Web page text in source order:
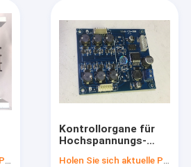
Holen Sie sich aktuelle Preis
Kontrollorgane für
Hochspannungs-
Holen Sie sich aktuelle Preis